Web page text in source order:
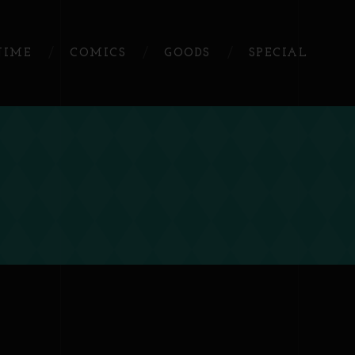
COMICS GOODS SPECIAL